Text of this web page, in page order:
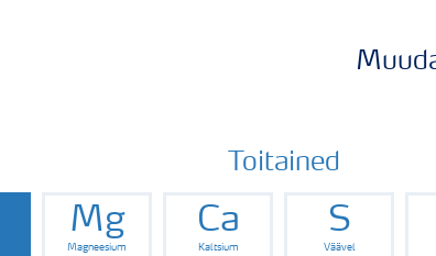
Toitained
Mg
Magneesium
Ca
Kaltsium
S
Väävel